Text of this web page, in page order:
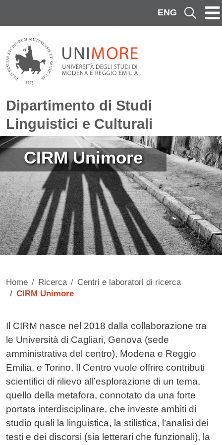
ENG Cerca
Dipartimento di Studi
Linguistici e Culturali
Immagine
CIRM Unimore
Home Ricerca
Centri e laboratori di ricerca
CIRM Unimore
Contenuto
Il CIRM nasce nel 2018 dalla collaborazione tra
le Università di Cagliari, Genova (sede
amministrativa del centro), Modena e Reggio
Emilia, e Torino. Il Centro vuole offrire contributi
scientifici di rilievo all’esplorazione di un tema,
quello della metafora, connotato da una forte
portata interdisciplinare, che investe ambiti di
studio quali la linguistica, la stilistica, l’analisi dei
testi e dei discorsi (sia letterari che funzionali), la